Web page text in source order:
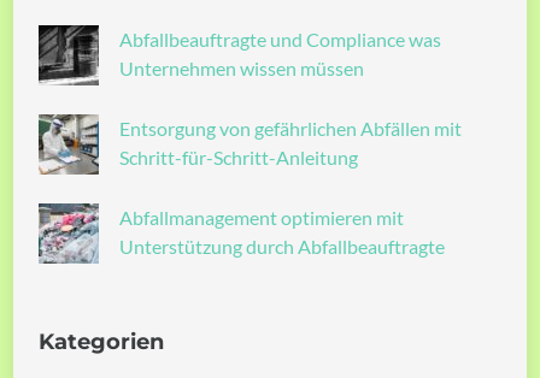
Abfallbeauftragte und Compliance was
Unternehmen wissen müssen
Entsorgung von gefährlichen Abfällen mit
Schritt-für-Schritt-Anleitung
Abfallmanagement optimieren mit
Unterstützung durch Abfallbeauftragte
Kategorien